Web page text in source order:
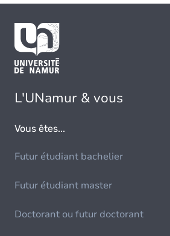
L'UNamur & vous
Vous êtes...
Futur étudiant bachelier
Futur étudiant master
Doctorant ou futur doctorant